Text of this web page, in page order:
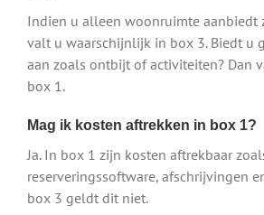
Indien u alleen woonruimte aanbiedt
valt u waarschijnlijk in box 3. Biedt u
aan zoals ontbijt of activiteiten? Dan
box 1.
Mag ik kosten aftrekken in box 1?
Ja. In box 1 zijn kosten aftrekbaar
reserveringssoftware, afschrijvingen
box 3 geldt dit niet.